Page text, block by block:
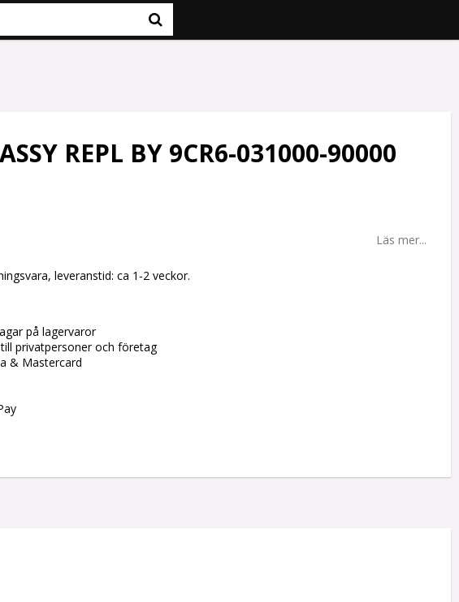
REPL BY 9CR6-031000-90000
Läs mer...
leveranstid: ca 1-2 veckor.
på lagervaror
privatpersoner och företag
& Mastercard